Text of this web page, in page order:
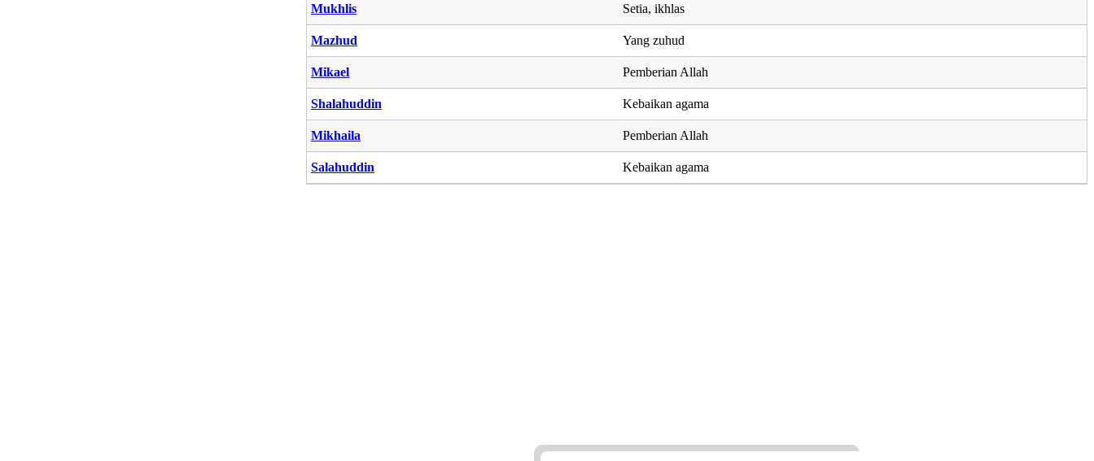
Mukhlis Setia, ikhlas
Mazhud Yang zuhud
Mikael Pemberian Allah
Shalahuddin Kebaikan agama
Mikhaila Pemberian Allah
Salahuddin Kebaikan agama